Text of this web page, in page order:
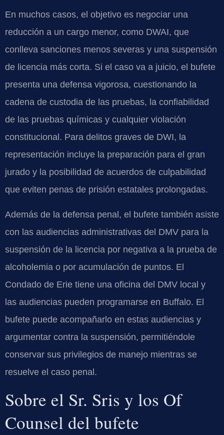
En muchos casos, el objetivo es negociar una
reducción a un cargo menor, como DWAI, que
conlleva sanciones menos severas y una suspensión
de licencia más corta. Si el caso va a juicio, el bufete
presenta una defensa vigorosa, cuestionando la
cadena de custodia de las pruebas, la confiabilidad
de las pruebas químicas y cualquier violación
constitucional. Para delitos graves de DWI, la
representación incluye la preparación para el gran
jurado y la posibilidad de acuerdos de culpabilidad
que eviten penas de prisión estatales prolongadas.
Además de la defensa penal, el bufete también asiste
con las audiencias administrativas del DMV para la
suspensión de la licencia por negativa a la prueba de
alcoholemia o por acumulación de puntos. El
Condado de Erie tiene una oficina del DMV local y
las audiencias pueden programarse en Buffalo. El
bufete puede acompañarlo en estas audiencias y
argumentar contra la suspensión, permitiéndole
conservar sus privilegios de manejo mientras se
resuelve el caso penal.
Sobre el Sr. Sris y los Of
Counsel del bufete